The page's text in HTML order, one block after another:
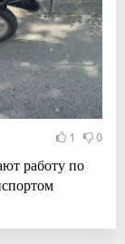
1 0
работу по